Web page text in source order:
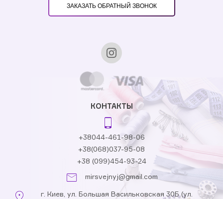
ЗАКАЗАТЬ ОБРАТНЫЙ ЗВОНОК
КОНТАКТЫ
+38044-461-98-06
+38(068)037-95-08
+38 (099)454-93-24
mirsvejnyj@gmail.com
г. Киев, ул. Большая Васильковская 30Б (ул.